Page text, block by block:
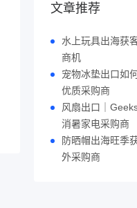
文章推荐
水上玩具出海获
商机
宠物冰垫出口如
优质采购商
风扇出口｜
消暑家电采购商
防晒帽出海旺季
外采购商